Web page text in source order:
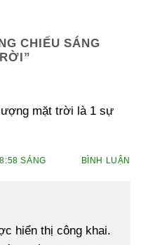
CHIẾU SÁNG
”
mặt trời là 1 sự
SÁNG BÌNH LUẬN
hiển thị công khai.